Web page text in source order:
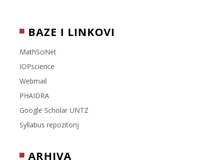
BAZE I LINKOVI
MathSciNet
IOPscience
Webmail
PHAIDRA
Google Scholar UNTZ
Syllabus repozitorij
ARHIVA